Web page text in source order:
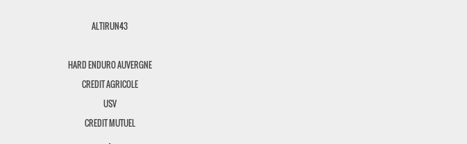
ALTIRUN43
HARD ENDURO AUVERGNE
CREDIT AGRICOLE
USV
CREDIT MUTUEL